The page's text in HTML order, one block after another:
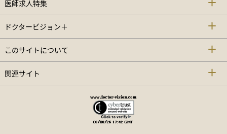
医師求人特集
ドクタービジョン＋
このサイトについて
関連サイト